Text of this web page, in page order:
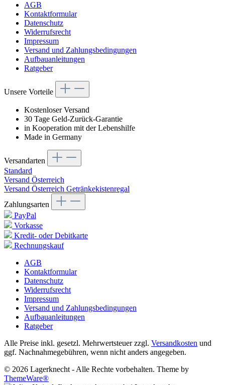
AGB
Kontaktformular
Datenschutz
Widerrufsrecht
Impressum
Versand und Zahlungsbedingungen
Aufbauanleitungen
Ratgeber
Unsere Vorteile
Kostenloser Versand
30 Tage Geld-Zurück-Garantie
in Kooperation mit der Lebenshilfe
Made in Germany
Versandarten
Standard
Versand Österreich
Versand Österreich Getränkekistenregal
Zahlungsarten
PayPal
Vorkasse
Kredit- oder Debitkarte
Rechnungskauf
AGB
Kontaktformular
Datenschutz
Widerrufsrecht
Impressum
Versand und Zahlungsbedingungen
Aufbauanleitungen
Ratgeber
Alle Preise inkl. gesetzl. Mehrwertsteuer zzgl. Versandkosten und
ggf. Nachnahmegebühren, wenn nicht anders angegeben.
© 2026 Lagerknecht - Alle Rechte vorbehalten. Theme by
ThemeWare®